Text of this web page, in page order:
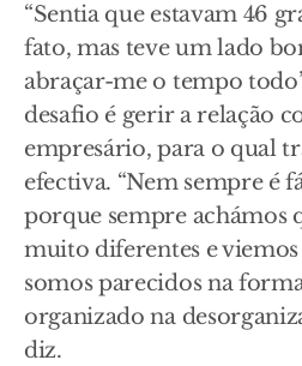
“Sentia que estavam 46
fato, mas teve um lado
abraçar-me o tempo
desafio é gerir a relação
empresário, para o qual
efectiva. “Nem sempre é
porque sempre achámos
muito diferentes e
somos parecidos na
organizado na
diz.